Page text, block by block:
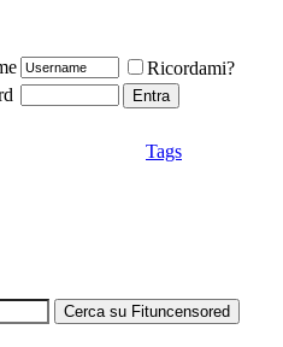
Ricordami?
Tags